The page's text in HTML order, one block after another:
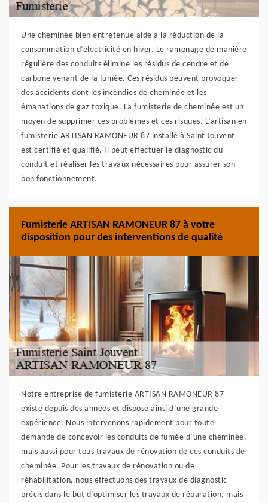
Une cheminée bien entretenue aide à la réduction de la
consommation d’électricité en hiver. Le ramonage de manière
régulière des conduits élimine les résidus de cendre et de
carbone venant de la fumée. Ces résidus peuvent provoquer
des accidents dont les incendies de cheminée et les
émanations de gaz toxique. La fumisterie de cheminée est un
moyen de supprimer ces problèmes et ces risques. L’artisan en
fumisterie ARTISAN RAMONEUR 87 installé à Saint Jouvent
est certifié et qualifié. Il peut effectuer le diagnostic du
conduit et réaliser les travaux nécessaires pour assurer son
bon fonctionnement.
Fumisterie ARTISAN RAMONEUR 87 à votre
disposition pour des interventions de qualité
Notre entreprise de fumisterie ARTISAN RAMONEUR 87
existe depuis des années et dispose ainsi d’une grande
expérience. Nous intervenons rapidement pour toute
demande de concevoir les conduits de fumée d’une cheminée,
mais aussi pour tous travaux de rénovation de ces conduits de
cheminée. Pour les travaux de rénovation ou de
réhabilitation, nous effectuons des travaux de diagnostic
précis dans le but d’optimiser les travaux de réparation, mais